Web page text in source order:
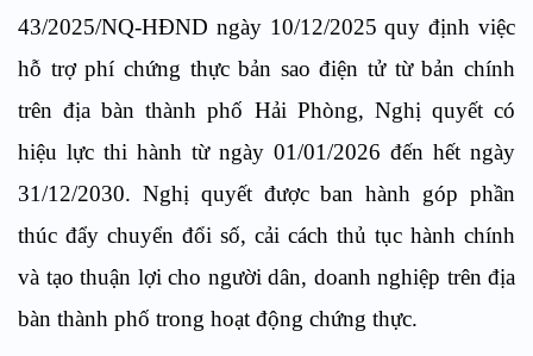
43/2025/NQ-HĐND ngày 10/12/2025 quy định việc
hỗ trợ phí chứng thực bản sao điện tử từ bản chính
trên địa bàn thành phố Hải Phòng, Nghị quyết có
hiệu lực thi hành từ ngày 01/01/2026 đến hết ngày
31/12/2030. Nghị quyết được ban hành góp phần
thúc đẩy chuyển đổi số, cải cách thủ tục hành chính
và tạo thuận lợi cho người dân, doanh nghiệp trên địa
bàn thành phố trong hoạt động chứng thực.